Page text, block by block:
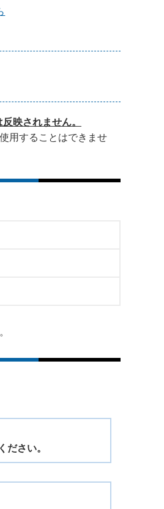
映されません。
用することはできませ
さい。